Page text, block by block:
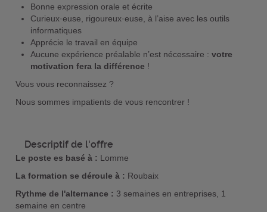
Bonne expression orale et écrite
Curieux·euse, rigoureux·euse, à l’aise avec les outils
informatiques
Apprécie le travail en équipe
Aucune expérience préalable n’est nécessaire : votre
motivation fera la différence !
Vous vous reconnaissez ?
Nous sommes impatients de vous rencontrer !
Descriptif de l'offre
Le poste es basé à : Lomme
La formation se déroule à : Roubaix
Rythme de l'alternance : 3 semaines en entreprises, 1
semaine en centre